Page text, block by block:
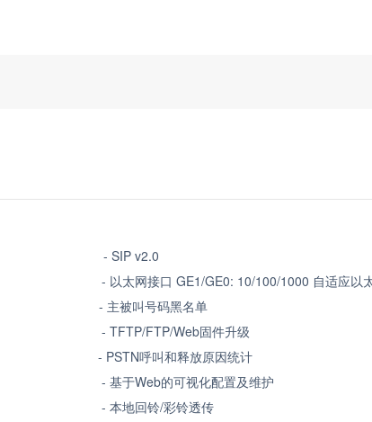
口 -SIP v2.0
- 以太网接口 GE1/GE0: 10/100/1000 自适应以
- 主被叫号码黑名单
能 -TFTP/FTP/Web固件升级
统计 - PSTN呼叫和释放原因统计
-基于Web的可视化配置及维护
-本地回铃/彩铃透传